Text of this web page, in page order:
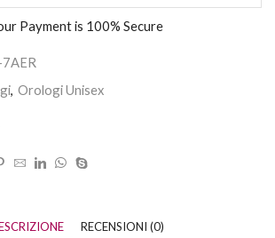
Payment is 100% Secure
, Orologi Unisex
RECENSIONI (0)